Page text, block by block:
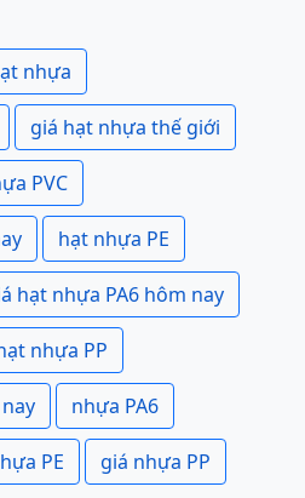
nhựa
giá hạt nhựa thế giới
PVC
hạt nhựa PE
hạt nhựa PA6 hôm nay
nhựa PP
nhựa PA6
PE giá nhựa PP